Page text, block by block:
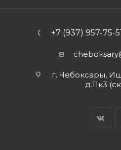
+7 (937) 957-75-
г. Чебоксары,
д.11к3